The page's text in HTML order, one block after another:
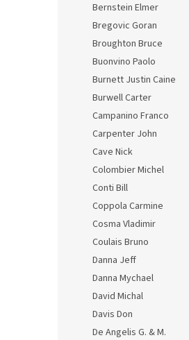
Bernstein Elmer
Bregovic Goran
Broughton Bruce
Buonvino Paolo
Burnett Justin Caine
Burwell Carter
Campanino Franco
Carpenter John
Cave Nick
Colombier Michel
Conti Bill
Coppola Carmine
Cosma Vladimir
Coulais Bruno
Danna Jeff
Danna Mychael
David Michal
Davis Don
De Angelis G. & M.